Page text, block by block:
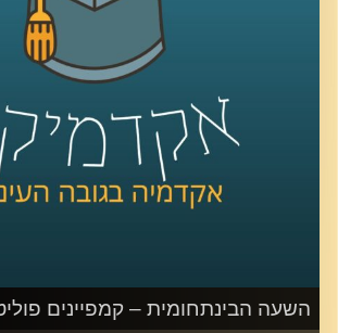
אבל למה בשנים האחרונות
מבינות שהן צריכות לשנות את
למשאב זה? ואיך מו סאלח קשור
ד"ר יוסי מן, חוקר את כלכלת
לאודר לממשל דיפלומטיה
באוניברסיטת רייכמן, מסביר על
במזה"ת (רמז- מתחילה בי' נגמרת
השעה הבינתחומית – קמפיינים